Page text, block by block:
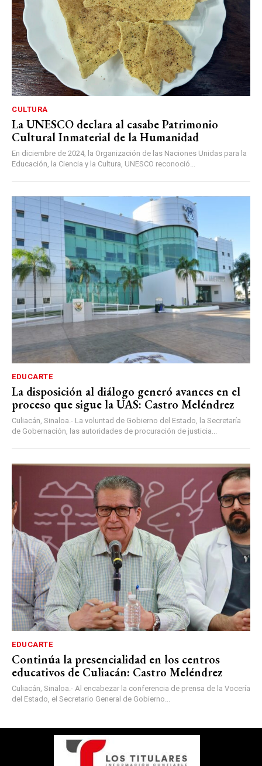
CULTURA
La UNESCO declara al casabe Patrimonio
Cultural Inmaterial de la Humanidad
En diciembre de 2024, la Organización de las Naciones Unidas para la
Educación, la Ciencia y la Cultura, UNESCO reconoció...
EDUCARTE
La disposición al diálogo generó avances en el
proceso que sigue la UAS: Castro Meléndrez
Culiacán, Sinaloa.- La voluntad de Gobierno del Estado, la Secretaría
de Gobernación, las autoridades de procuración de justicia...
EDUCARTE
Continúa la presencialidad en los centros
educativos de Culiacán: Castro Meléndrez
Culiacán, Sinaloa.- Al encabezar la conferencia de prensa de la Vocería
del Estado, el Secretario General de Gobierno...